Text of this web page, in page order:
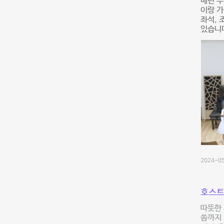
이랑
좌석,
있습
2024-
호스
따뜻한
씀까지